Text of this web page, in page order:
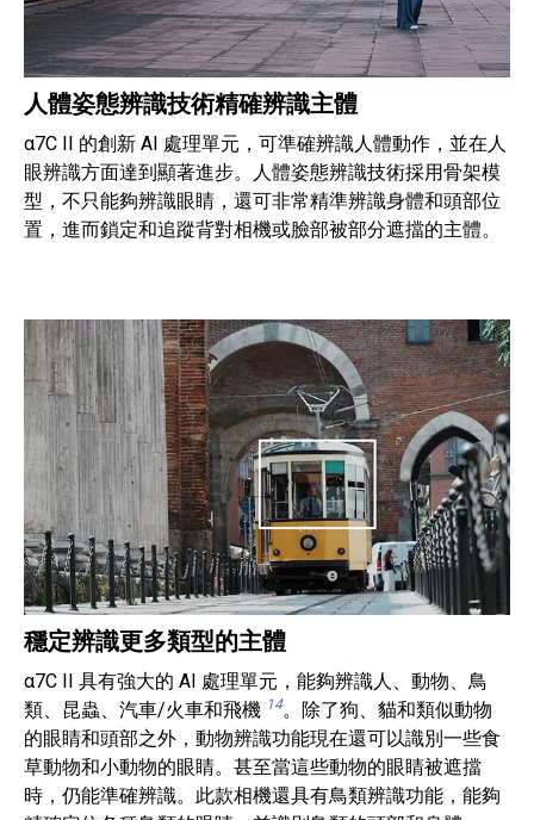
人體姿態辨識技術精確辨識主體
α7C II 的創新 AI 處理單元，可準確辨識人體動作，並在人
眼辨識方面達到顯著進步。人體姿態辨識技術採用骨架模
型，不只能夠辨識眼睛，還可非常精準辨識身體和頭部位
置，進而鎖定和追蹤背對相機或臉部被部分遮擋的主體。
穩定辨識更多類型的主體
α7C II 具有強大的 AI 處理單元，能夠辨識人、動物、鳥
類、昆蟲、汽車/火車和飛機 14。除了狗、貓和類似動物
的眼睛和頭部之外，動物辨識功能現在還可以識別一些食
草動物和小動物的眼睛。甚至當這些動物的眼睛被遮擋
時，仍能準確辨識。此款相機還具有鳥類辨識功能，能夠